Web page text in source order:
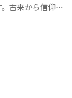
古来から信仰の